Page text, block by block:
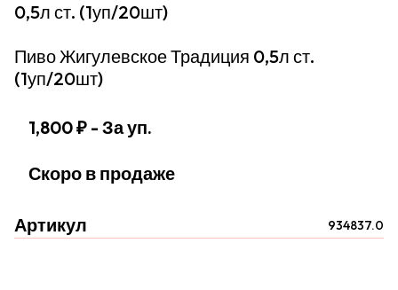
0,5л ст. (1уп/20шт)
Пиво Жигулевское Традиция 0,5л ст.
(1уп/20шт)
1,800 ₽ - За уп.
Скоро в продаже
Артикул 934837.0